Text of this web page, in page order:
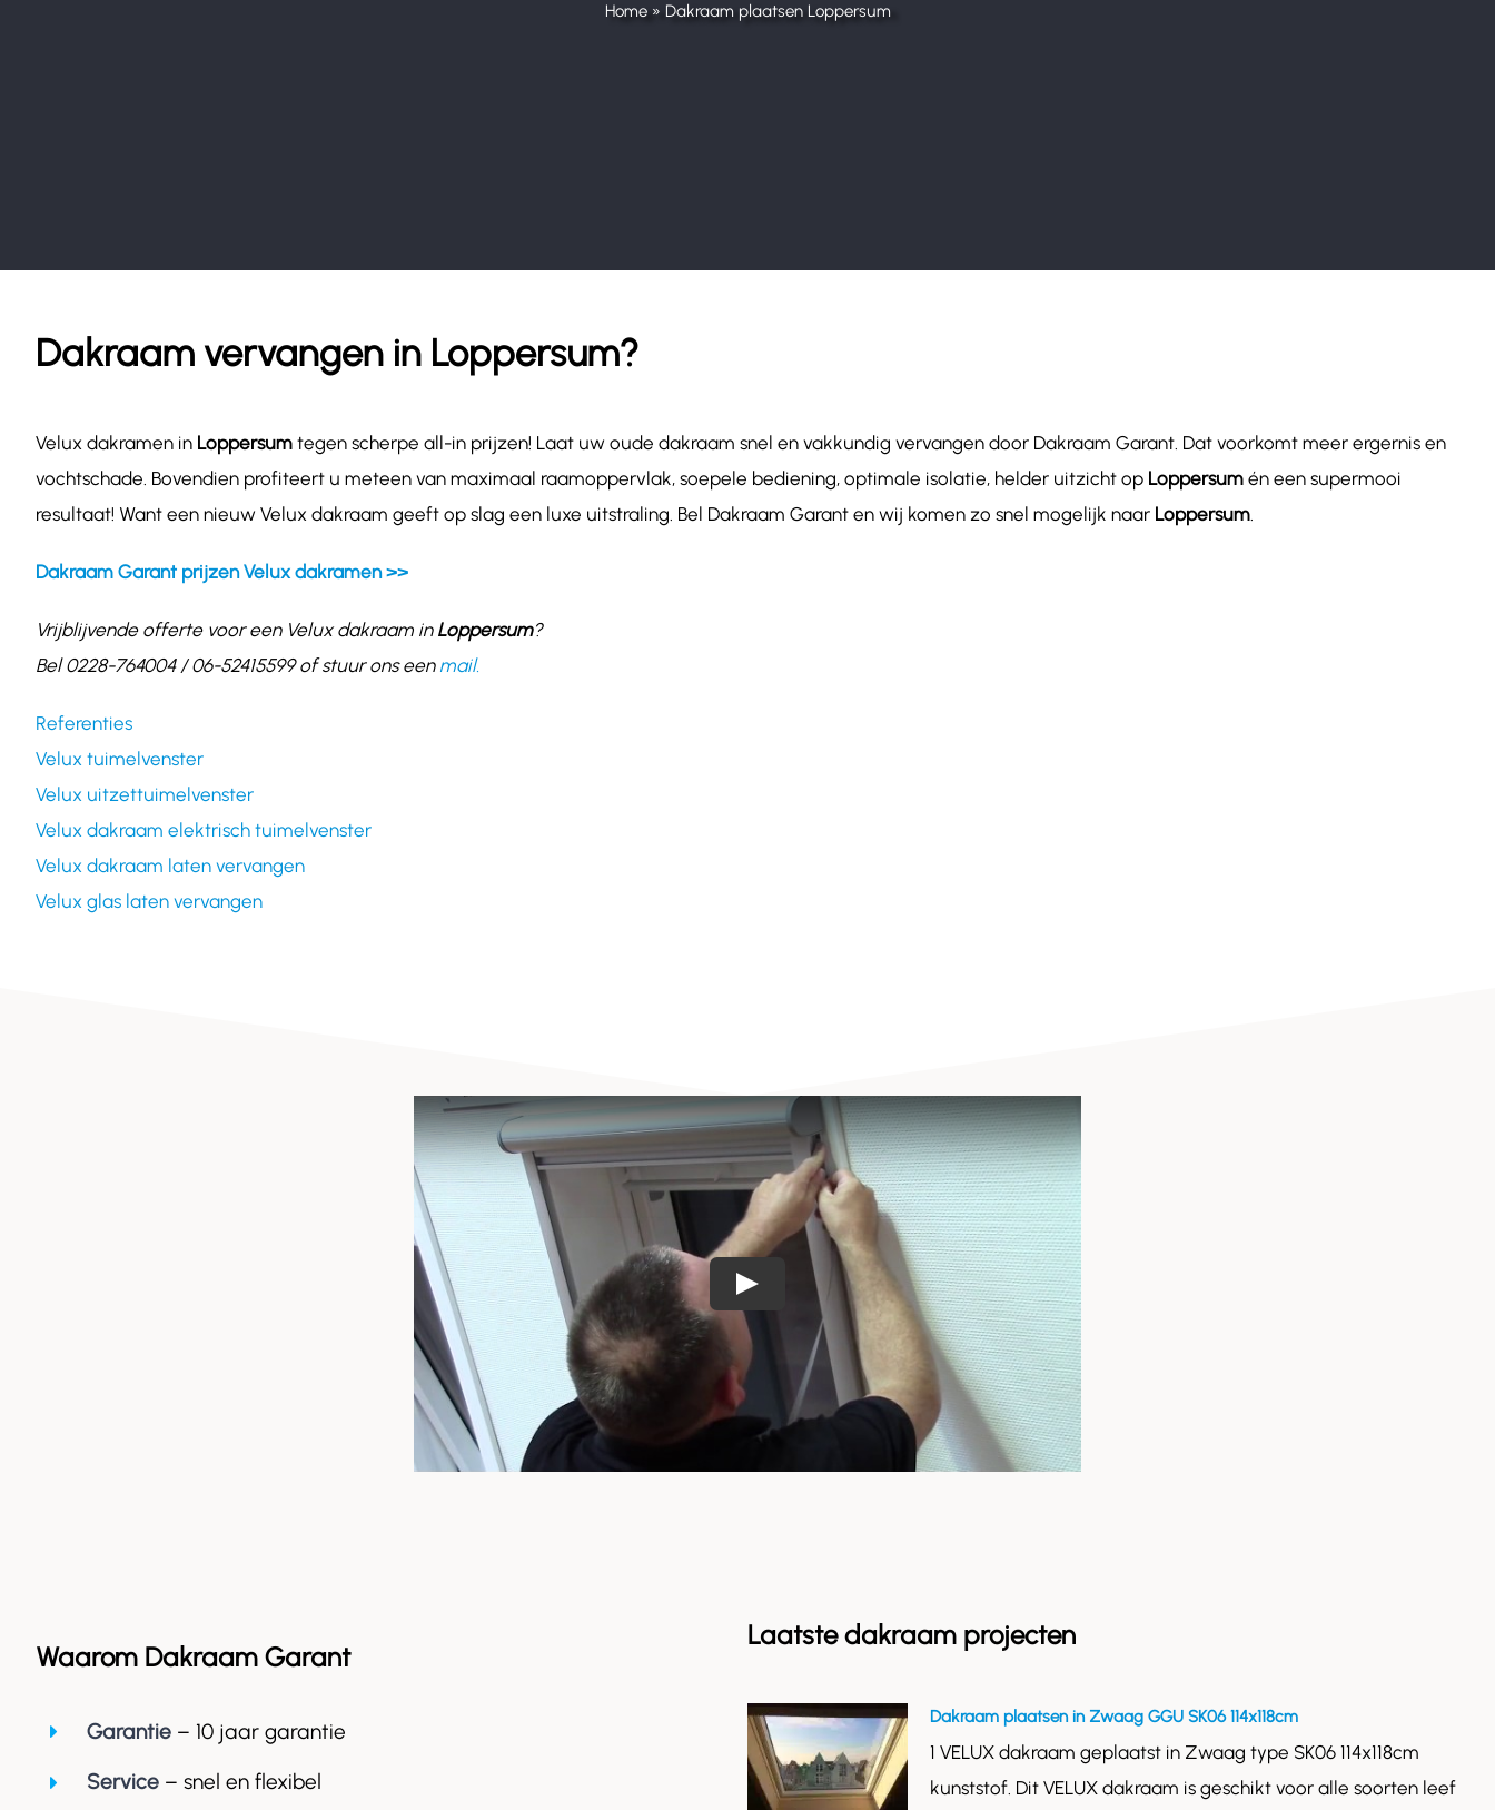
Home» Dakraam plaatsen Loppersum
Dakraam vervangen in Loppersum?
Velux dakramen in Loppersumtegen scherpe all-in prijzen! Laat uw oude dakraam snel en vakkundig vervangen door Dakraam Garant. Dat voorkomt meer ergernis en
vochtschade. Bovendien profiteert u meteen van maximaal raamoppervlak, soepele bediening, optimale isolatie, helder uitzicht op Loppersumén een supermooi
resultaat! Want een nieuw Velux dakraam geeft op slag een luxe uitstraling. Bel Dakraam Garant en wij komen zo snel mogelijk naar Loppersum.
Dakraam Garant prijzen Velux dakramen >>
Vrijblijvende offerte voor een Velux dakraam in Loppersum?
Bel 0228-764004 / 06-52415599 of stuur ons een mail.
Referenties
Velux tuimelvenster
Velux uitzettuimelvenster
Velux dakraam elektrisch tuimelvenster
Velux dakraam laten vervangen
Velux glas laten vervangen
Waarom Dakraam Garant
Garantie– 10 jaar garantie
Service – snel en flexibel
Laatste dakraam projecten
Dakraam plaatsen in Zwaag GGU SK06 114x118cm
1 VELUX dakraam geplaatst in Zwaag type SK06 114x118cm
kunststof. Dit VELUX dakraam is geschikt voor alle soorten leef